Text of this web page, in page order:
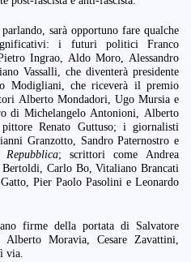
sarà opportuno fare qualche
i futuri politici Franco
Ingrao, Aldo Moro, Alessandro
Vassalli, che diventerà presidente
Modigliani, che riceverà il premio
Alberto Mondadori, Ugo Mursia e
di Michelangelo Antonioni, Alberto
Renato Guttuso; i giornalisti
Granzotto, Sandro Paternostro e
Repubblica; scrittori come Andrea
Carlo Bo, Vitaliano Brancati
Pier Paolo Pasolini e Leonardo
firme della portata di Salvatore
Alberto Moravia, Cesare Zavattini,
via.